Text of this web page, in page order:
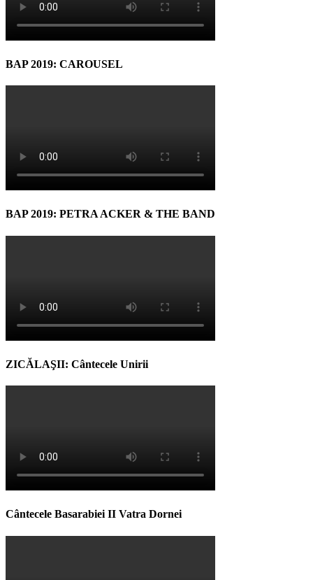
BAP 2019: CAROUSEL
BAP 2019: PETRA ACKER & THE BAND
ZICĂLAŞII: Cântecele Unirii
Cântecele Basarabiei II Vatra Dornei